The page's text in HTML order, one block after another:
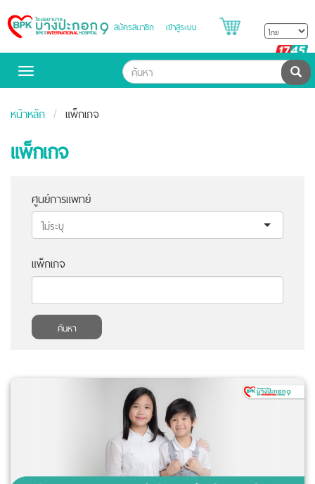
Bangpakok
Hospital
สมัครสมาชิก เข้าสู่ระบบ
Toggle
ค้น
หน้าหลัก แพ็กเกจ
แพ็กเกจ
ศูนย์การแพทย์
แพ็กเกจ
ค้นหา